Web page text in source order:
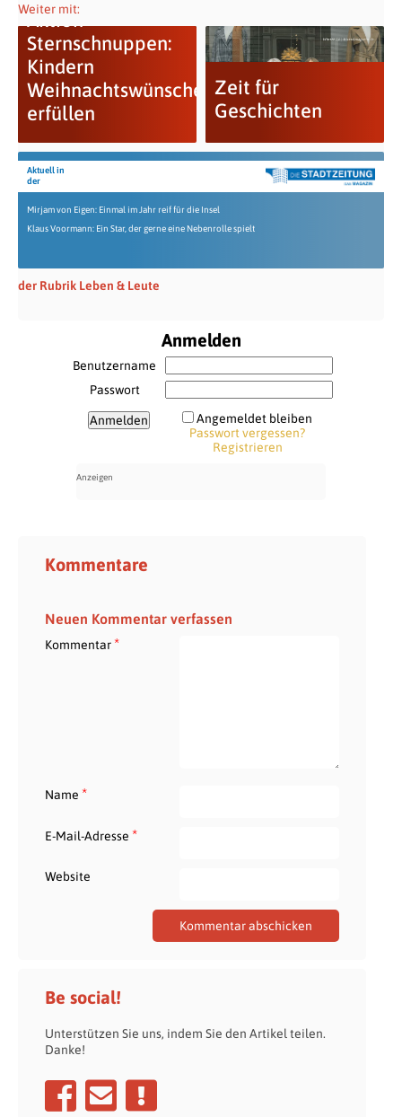
Weiter mit:
Aktion
Sternschnuppen:
Kindern
Weihnachtswünsche
erfüllen
Zeit für
Geschichten
Aktuell in
der
Mirjam von Eigen: Einmal im Jahr reif für die Insel
Klaus Voormann: Ein Star, der gerne eine Nebenrolle spielt
der Rubrik Leben & Leute
Anmelden
Benutzername
Passwort
Angemeldet bleiben
Passwort vergessen?
Registrieren
Kommentare
Neuen Kommentar verfassen
Kommentar*
Name *
E-Mail-Adresse *
Website
Be social!
Unterstützen Sie uns, indem Sie den Artikel teilen.
Danke!